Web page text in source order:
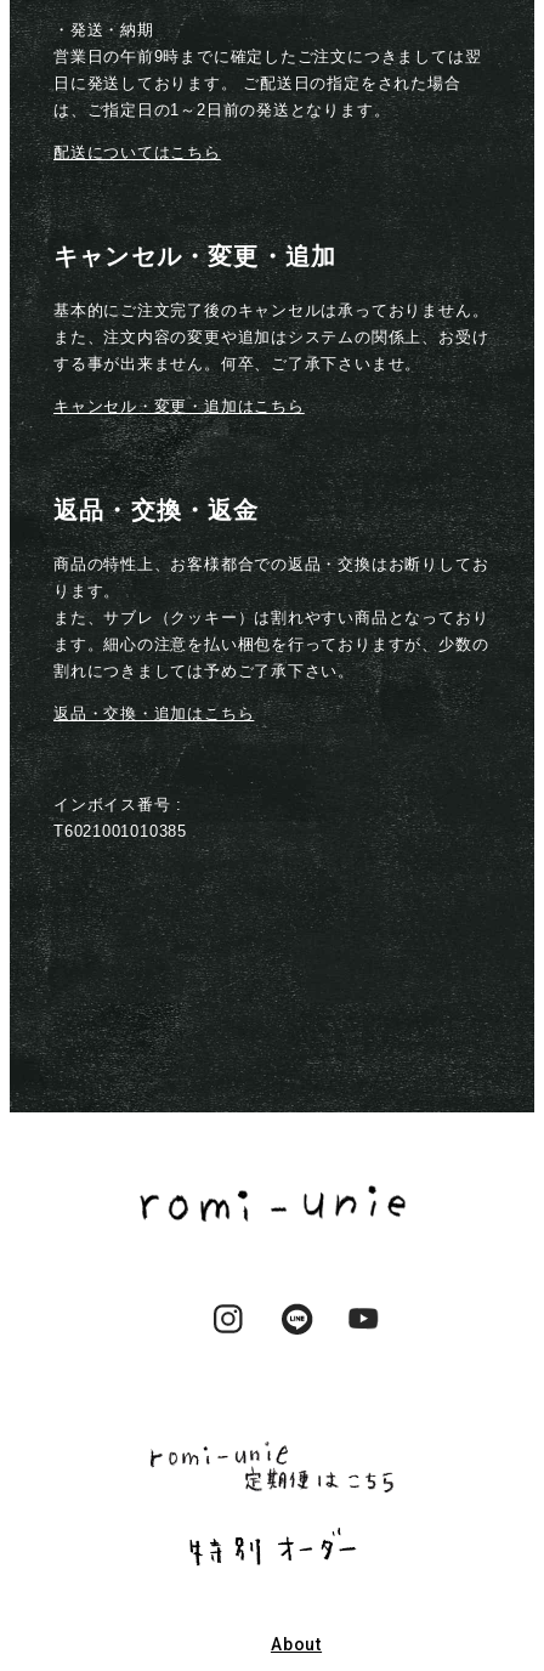
・発送・納期
営業日の午前9時までに確定したご注文につきましては翌
日に発送しております。 ご配送日の指定をされた場合
は、ご指定日の1～2日前の発送となります。
配送についてはこちら
キャンセル・変更・追加
基本的にご注文完了後のキャンセルは承っておりません。
また、注文内容の変更や追加はシステムの関係上、お受け
する事が出来ません。何卒、ご了承下さいませ。
キャンセル・変更・追加はこちら
返品・交換・返金
商品の特性上、お客様都合での返品・交換はお断りしてお
ります。
また、サブレ（クッキー）は割れやすい商品となっており
ます。細心の注意を払い梱包を行っておりますが、少数の
割れにつきましては予めご了承下さい。
返品・交換・追加はこちら
インボイス番号 :
T6021001010385
InstagramLINE
About